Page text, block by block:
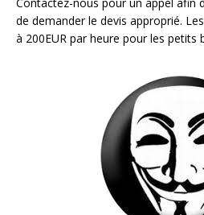
de demander le devis approprié.
à 200EUR par heure pour les petits